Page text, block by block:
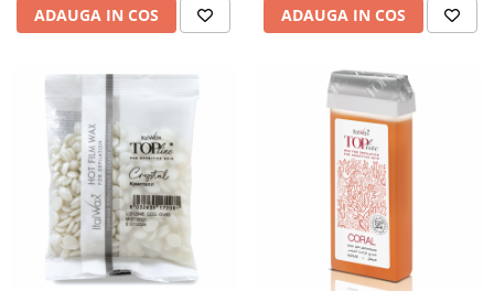
ADAUGA IN COS ADAUGA IN COS